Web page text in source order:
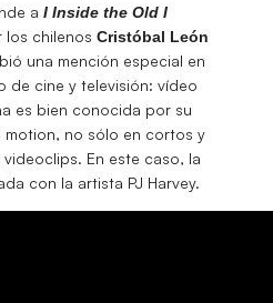
a I Inside the Old I
chilenos Cristóbal León
una mención especial en
de cine y televisión: vídeo
es bien conocida por su
no sólo en cortos y
En este caso, la
con la artista PJ Harvey.